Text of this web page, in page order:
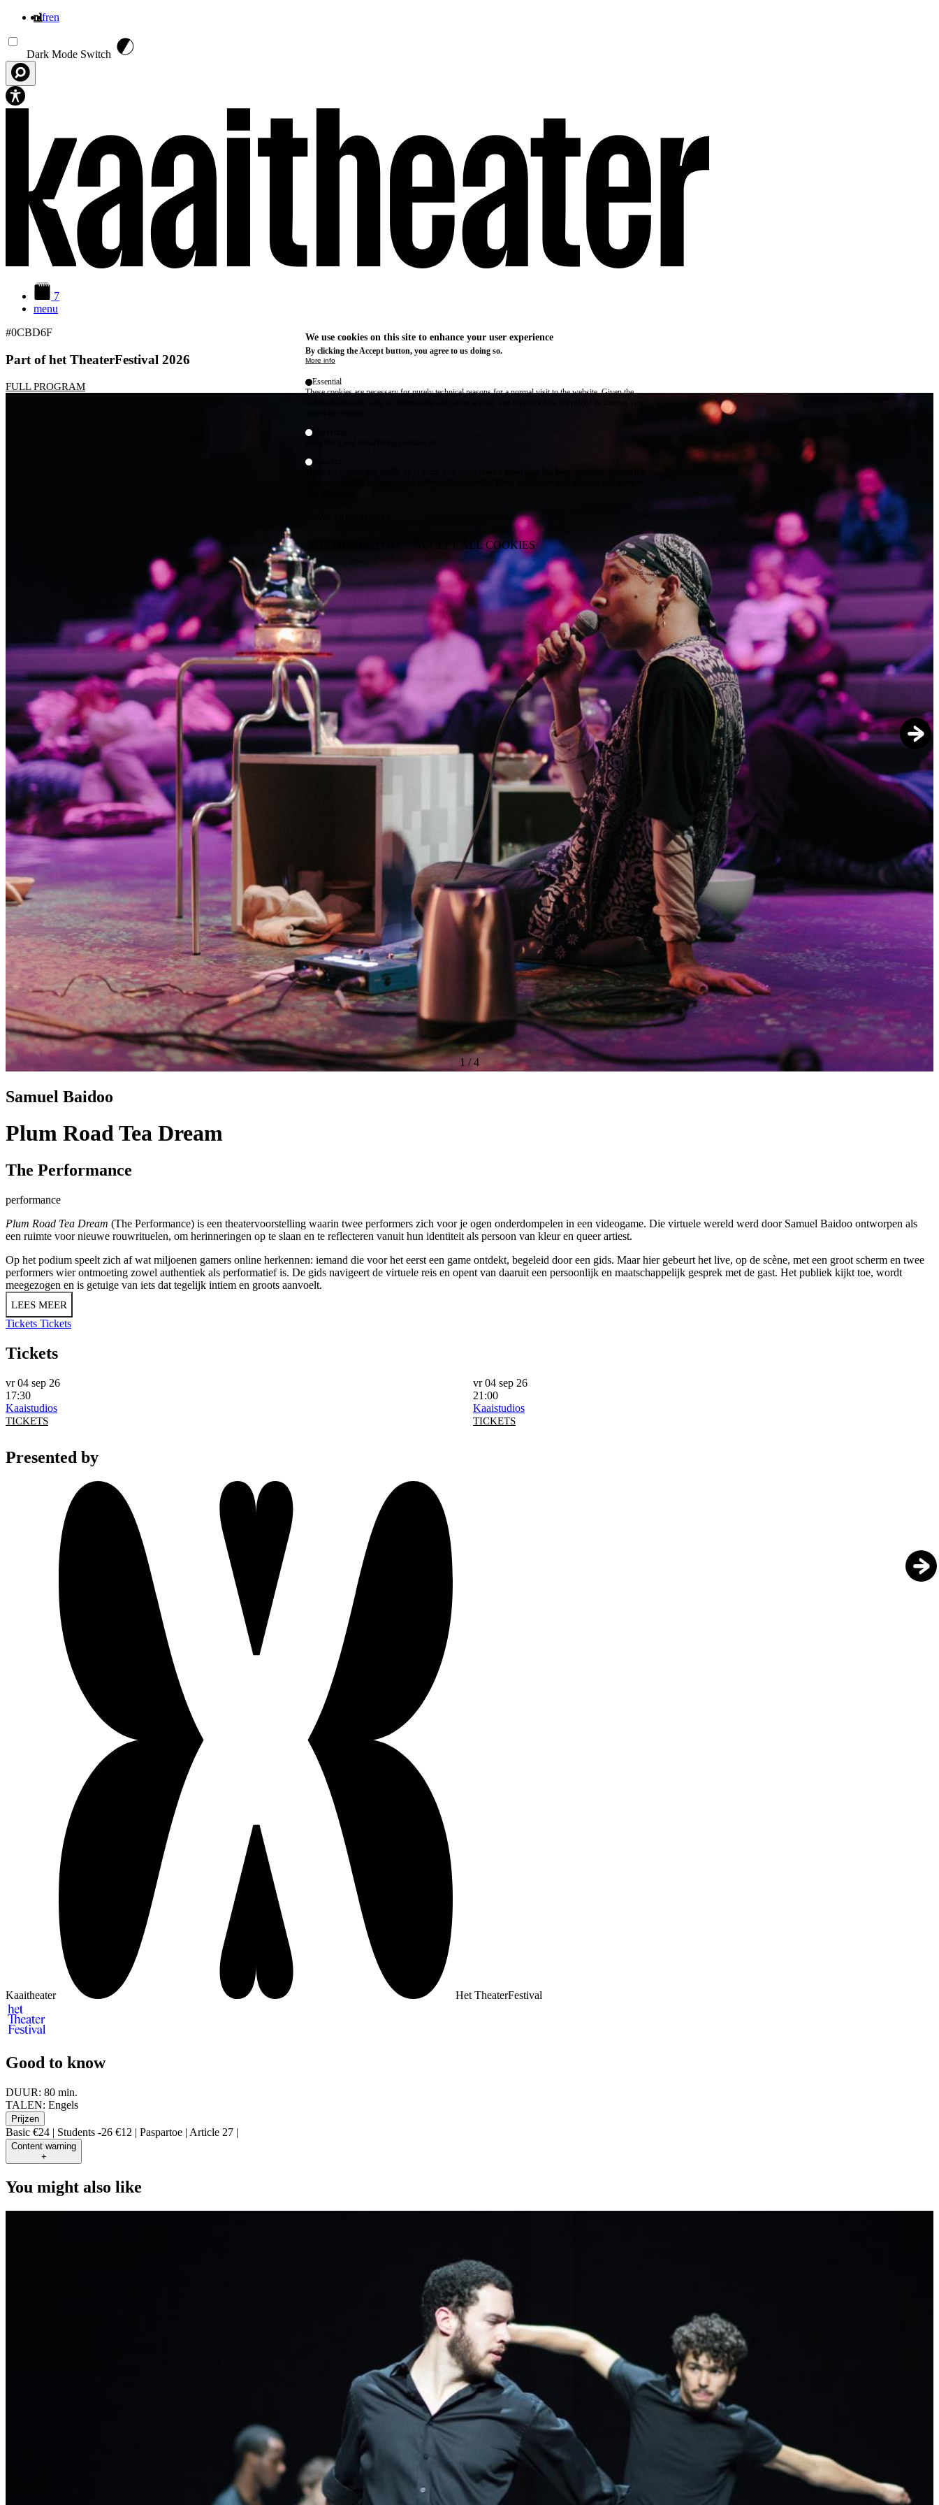
nlfren
Dark Mode Switch
7
menu
#0CBD6F
Part of het TheaterFestival 2026
FULL PROGRAM
1 /4
Samuel Baidoo
Plum Road Tea Dream
The Performance
performance
Plum Road Tea Dream (The Performance) is een theatervoorstelling waarin twee performers zich voor je ogen onderdompelen in een videogame. Die virtuele wereld werd door Samuel Baidoo ontworpen als
een ruimte voor nieuwe rouwrituelen, om herinneringen op te slaan en te reflecteren vanuit hun identiteit als persoon van kleur en queer artiest.
Op het podium speelt zich af wat miljoenen gamers online herkennen: iemand die voor het eerst een game ontdekt, begeleid door een gids. Maar hier gebeurt het live, op de scène, met een groot scherm en twee
performers wier ontmoeting zowel authentiek als performatief is. De gids navigeert de virtuele reis en opent van daaruit een persoonlijk en maatschappelijk gesprek met de gast. Het publiek kijkt toe, wordt
meegezogen en is getuige van iets dat tegelijk intiem en groots aanvoelt.
LEES MEER
Tickets Tickets
Tickets
vr 04 sep 26
17:30
Kaaistudios
TICKETS
vr 04 sep 26
21:00
Kaaistudios
TICKETS
Presented by
Kaaitheater Het TheaterFestival
Good to know
DUUR: 80 min.
TALEN: Engels
Prijzen
Basic €24 | Students -26 €12 | Paspartoe | Article 27 |
Content warning
+
You might also like
We use cookies on this site to enhance your user experience
By clicking the Accept button, you agree to us doing so.
More info
Essential
These cookies are necessary for purely technical reasons for a normal visit to the website. Given the
ACCEPT ALL COOKIES
WITHDRAW CONSENT